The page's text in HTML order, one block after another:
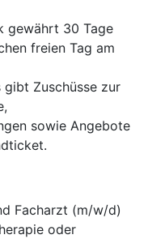
gewährt 30 Tage
freien Tag am
gibt Zuschüsse zur
sowie Angebote
Facharzt (m/w/d)
oder